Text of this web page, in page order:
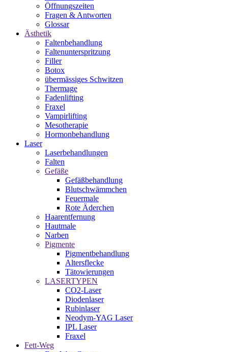
Öffnungszeiten
Fragen & Antworten
Glossar
Ästhetik
Faltenbehandlung
Faltenunterspritzung
Filler
Botox
übermässiges Schwitzen
Thermage
Fadenlifting
Fraxel
Vampirlifting
Mesotherapie
Hormonbehandlung
Laser
Laserbehandlungen
Falten
Gefäße
Gefäßbehandlung
Blutschwämmchen
Feuermale
Rote Äderchen
Haarentfernung
Hautmale
Narben
Pigmente
Pigmentbehandlung
Altersflecke
Tätowierungen
LASERTYPEN
CO2-Laser
Diodenlaser
Rubinlaser
Neodym-YAG Laser
IPL Laser
Fraxel
Fett-Weg